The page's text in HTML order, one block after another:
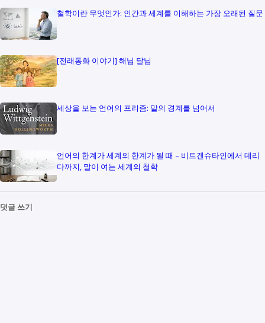
철학이란 무엇인가: 인간과 세계를 이해하는 가장 오래된 질문
[전래동화 이야기] 해님 달님
세상을 보는 언어의 프리즘: 말의 경계를 넘어서
언어의 한계가 세계의 한계가 될 때 – 비트겐슈타인에서 데리
다까지, 말이 여는 세계의 철학
댓글 쓰기